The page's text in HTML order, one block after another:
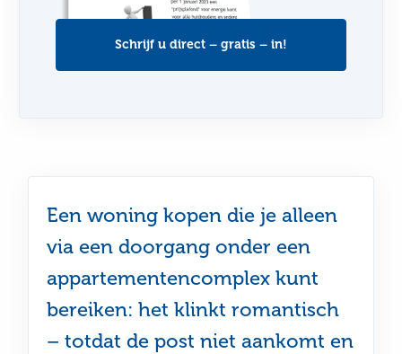
Schrijf u direct – gratis – in!
Een woning kopen die je alleen
via een doorgang onder een
appartementencomplex kunt
bereiken: het klinkt romantisch
– totdat de post niet aankomt en